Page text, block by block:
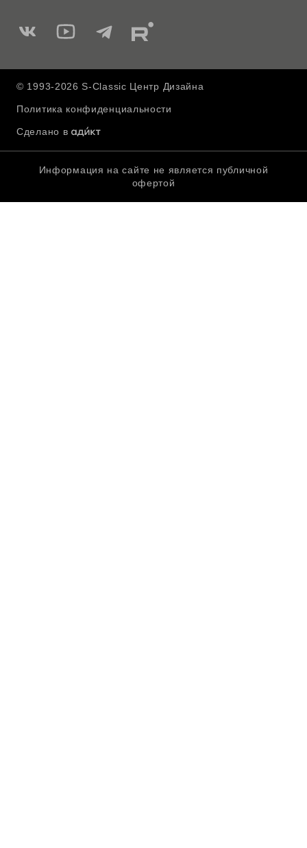
Мы
Вконтакте
Мы
Ютуб
Мы
Telegram
Мы
Rutube
© 1993-2026 S-Classic Центр Дизайна
Политика конфиденциальности
Сделано в
Информация на сайте не является публичной
офертой